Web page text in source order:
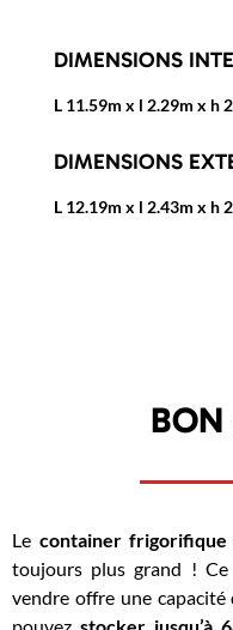
DIMENSIONS
L 11.59m x l 2.29m x h
DIMENSIONS
L 12.19m x l 2.43m x h
BON
Le container
toujours plus grand !
vendre offre une capacité